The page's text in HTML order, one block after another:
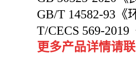
GB/T 14582-93《
T/CECS 569-
更多产品详情请